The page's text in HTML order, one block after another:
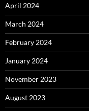
April 2024
March 2024
February 2024
January 2024
November 2023
August 2023